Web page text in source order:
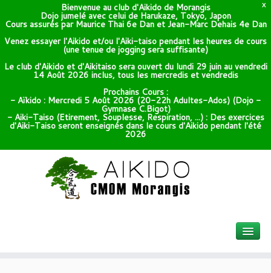
X
Bienvenue au club d'Aikido de Morangis
Dojo jumelé avec celui de Harukaze, Tokyo, Japon
Cours assurés par Maurice Thai 6e Dan et Jean-Marc Dehais 4e Dan
Venez essayer l'Aikido et/ou l'Aiki-taiso pendant les heures de cours
(une tenue de jogging sera suffisante)
Le club d'Aikido et d'Aikitaiso sera ouvert du lundi 29 juin au vendredi
14 Août 2026 inclus, tous les mercredis et vendredis
Prochains Cours :
- Aïkido : Mercredi 5 Août 2026 (20-22h Adultes-Ados) (Dojo -
Gymnase C.Bigot)
- Aiki-Taiso (Etirement, Souplesse, Respiration, ...) : Des exercices
d'Aiki-Taiso seront enseignés dans le cours d'Aikido pendant l'été
2026